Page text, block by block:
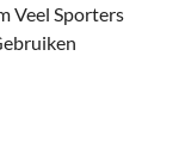
Veel Sporters